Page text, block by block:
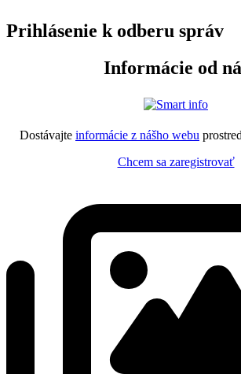
Prihlásenie k odberu správ
Informácie od
Dostávajte informácie z nášho webu
Chcem sa zaregistrovať